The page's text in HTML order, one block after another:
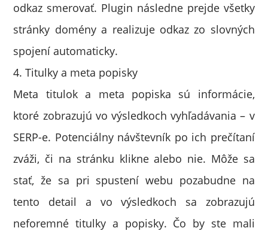
odkaz smerovať. Plugin následne prejde všetky
stránky domény a realizuje odkaz zo slovných
spojení automaticky.
4. Titulky a meta popisky
Meta titulok a meta popiska sú informácie,
ktoré zobrazujú vo výsledkoch vyhľadávania – v
SERP-e. Potenciálny návštevník po ich prečítaní
zváži, či na stránku klikne alebo nie. Môže sa
stať, že sa pri spustení webu pozabudne na
tento detail a vo výsledkoch sa zobrazujú
neforemné titulky a popisky. Čo by ste mali